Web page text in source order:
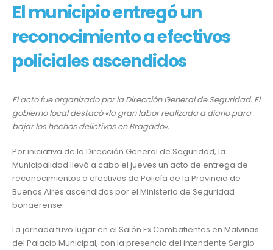
El municipio entregó un
reconocimiento a efectivos
policiales ascendidos
El acto fue organizado por la Dirección General de Seguridad. El
gobierno local destacó «la gran labor realizada a diario para
bajar los hechos delictivos en Bragado».
Por iniciativa de la Dirección General de Seguridad, la
Municipalidad llevó a cabo el jueves un acto de entrega de
reconocimientos a efectivos de Policía de la Provincia de
Buenos Aires ascendidos por el Ministerio de Seguridad
bonaerense.
La jornada tuvo lugar en el Salón Ex Combatientes en Malvinas
del Palacio Municipal, con la presencia del intendente Sergio